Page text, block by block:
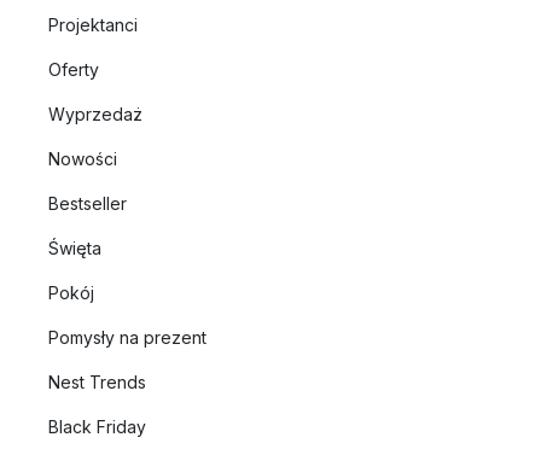
Projektanci
Oferty
Wyprzedaż
Nowości
Bestseller
Święta
Pokój
Pomysły na prezent
Nest Trends
Black Friday